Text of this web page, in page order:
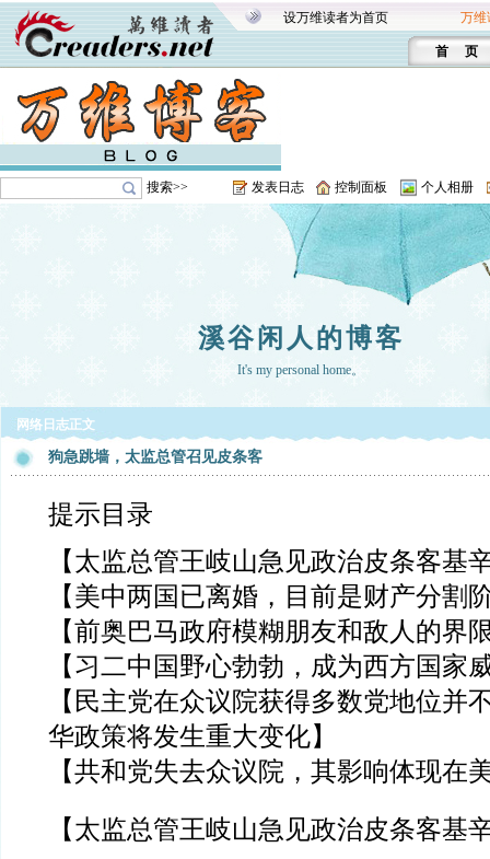
设万维读者为首页 万维
首 页
搜索>> 发表日志 控制面板 个人相册
溪谷闲人的博客
It's my personal home。
网络日志正文
狗急跳墙，太监总管召见皮条客
提示目录
【太监总管王岐山急见政治皮条客基
【美中两国已离婚，目前是财产分割
【前奥巴马政府模糊朋友和敌人的界
【习二中国野心勃勃，成为西方国家
【民主党在众议院获得多数党地位并
华政策将发生重大变化】
【共和党失去众议院，其影响体现在
【太监总管王岐山急见政治皮条客基